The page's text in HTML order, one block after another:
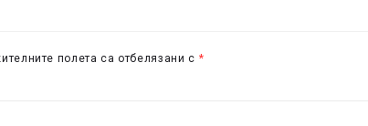
полета са отбелязани с *